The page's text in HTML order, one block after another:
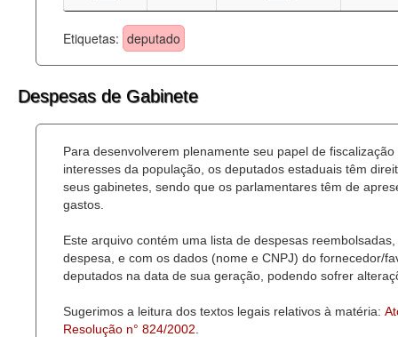
Agenda
Perguntas frequentes
Etiquetas: deputado
Despesas de Gabinete
Para desenvolverem plenamente seu papel de
interesses da população, os deputados estaduais têm
seus gabinetes, sendo que os parlamentares têm de
gastos.
Este arquivo contém uma lista de despesas
despesa, e com os dados (nome e CNPJ) do fornecedor/
deputados na data de sua geração, podendo sofrer
Sugerimos a leitura dos textos legais relativos à matéria:
Resolução n° 824/2002